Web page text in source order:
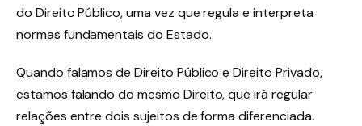
do Direito Público, uma vez que regula e interpreta
normas fundamentais do Estado.
Quando falamos de Direito Público e Direito Privado,
estamos falando do mesmo Direito, que irá regular
relações entre dois sujeitos de forma diferenciada.